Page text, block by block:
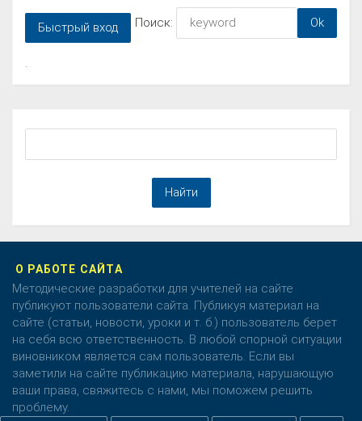
Поиск:
.
О РАБОТЕ САЙТА
Методические разработки для учителей на сайте
публикуют пользователи сайта. Публикуя материал на
сайте (статьи, новости, уроки и т. б.) пользователь берет
на себя всю ответственность. В любой спорной ситуации
виновником является сам пользователь. Если вы
заметили на сайте публикацию материала, нарушающую
ваши права, свяжитесь с нами, мы поможем решить
проблему.